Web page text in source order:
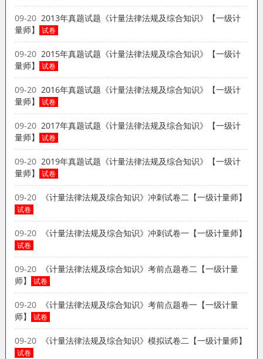
09-20 2013年真题试题《计量法律法规及综合知识》【一级计
量师】
试卷
09-20 2015年真题试题《计量法律法规及综合知识》【一级计
量师】
试卷
09-20 2016年真题试题《计量法律法规及综合知识》【一级计
量师】
试卷
09-20 2017年真题试题《计量法律法规及综合知识》【一级计
量师】
试卷
09-20 2019年真题试题《计量法律法规及综合知识》【一级计
量师】
试卷
09-20 《计量法律法规及综合知识》冲刺试卷二【一级计量师】
试卷
09-20 《计量法律法规及综合知识》冲刺试卷一【一级计量师】
试卷
09-20
《计量法律法规及综合知识》考前点题卷二【一级计量
师】
试卷
09-20
《计量法律法规及综合知识》考前点题卷一【一级计量
师】
试卷
09-20 《计量法律法规及综合知识》模拟试卷二【一级计量师】
试卷